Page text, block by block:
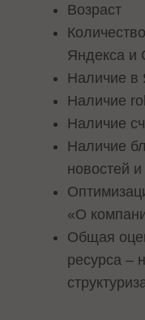
Возраст
Яндекса и
Наличие в
Наличие
Наличие
Наличие
новостей и
«О
Общая
ресурса –